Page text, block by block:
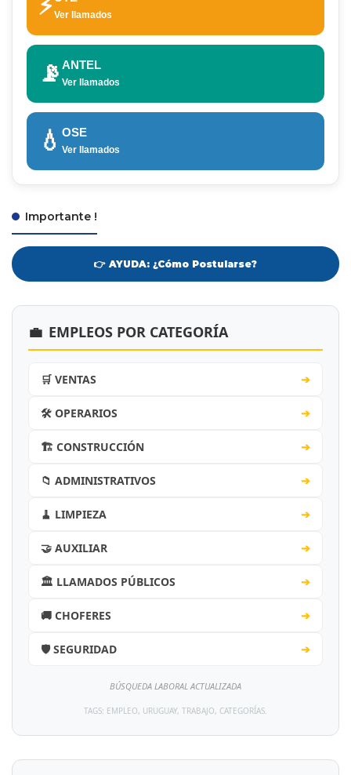
⚡ Ver llamados
📡 ANTEL
Ver llamados
💧 OSE
Ver llamados
Importante !
👉 AYUDA: ¿Cómo Postularse?
💼 EMPLEOS POR CATEGORÍA
🛒 VENTAS ➔
🛠️ OPERARIOS ➔
🏗️ CONSTRUCCIÓN ➔
📁 ADMINISTRATIVOS ➔
🧹 LIMPIEZA ➔
🤝 AUXILIAR ➔
🏛️ LLAMADOS PÚBLICOS ➔
🚚 CHOFERES ➔
🛡️ SEGURIDAD ➔
BÚSQUEDA LABORAL ACTUALIZADA
TAGS: EMPLEO, URUGUAY, TRABAJO, CATEGORÍAS.